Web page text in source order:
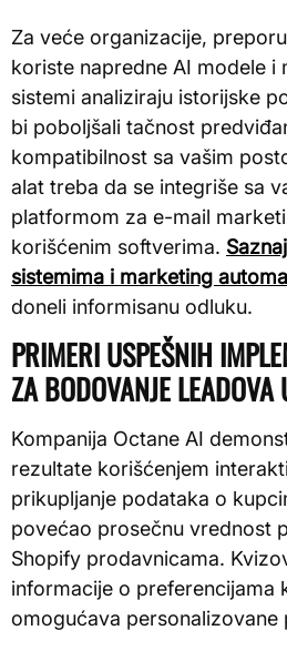
Za veće organizacije,
koriste napredne AI modele i
sistemi analiziraju istorijske
bi poboljšali tačnost
kompatibilnost sa vašim
alat treba da se integriše sa
platformom za e-mail
korišćenim softverima.
sistemima i marketing
doneli informisanu odluku.
PRIMERI USPEŠNIH
ZA BODOVANJE
Kompanija Octane AI
rezultate korišćenjem
prikupljanje podataka o
povećao prosečnu vrednost
Shopify prodavnicama.
informacije o preferencijama
omogućava